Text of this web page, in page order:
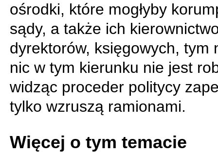
ośrodki, które mogłyby
sądy, a także ich
dyrektorów, księgowych, tym
nic w tym kierunku nie jest
widząc proceder politycy
tylko wzruszą ramionami.
Więcej o tym temacie